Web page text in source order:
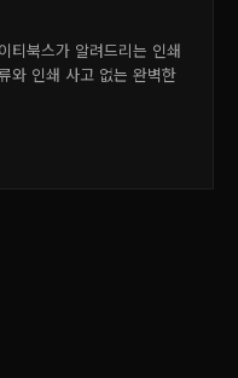
티북스가 알려드리는 인쇄
와 인쇄 사고 없는 완벽한